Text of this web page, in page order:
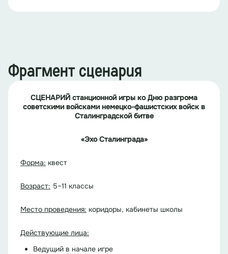
Фрагмент сценария
СЦЕНАРИЙ станционной игры ко Дню разгрома
советскими войсками немецко-фашистских войск в
Сталинградской битве
«Эхо Сталинграда»
Форма: квест
Возраст: 5–11 классы
Место проведения: коридоры, кабинеты школы
Действующие лица:
Ведущий в начале игре